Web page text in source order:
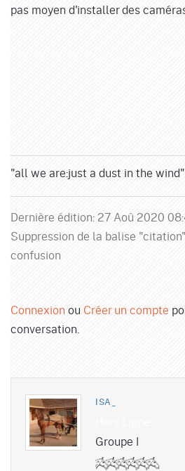
pas moyen d'installer des
"all we are:just a dust in the wind"
Dernière édition: 27 Aoû 2020
Suppression de la balise
confusion
Connexionou Créer un compte
conversation.
ISA_
Groupe I